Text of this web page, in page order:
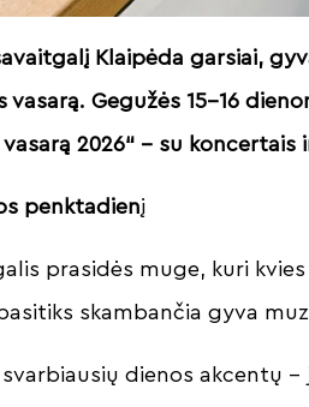
Klaipėda garsiai,
vasarą. Gegužės 15–16
vasarą 2026“ – su
penktadienį
prasidės muge, kuri
skambančia gyva
svarbiausių dienos akcentų